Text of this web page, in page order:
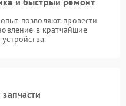
позволяют провести
в кратчайшие